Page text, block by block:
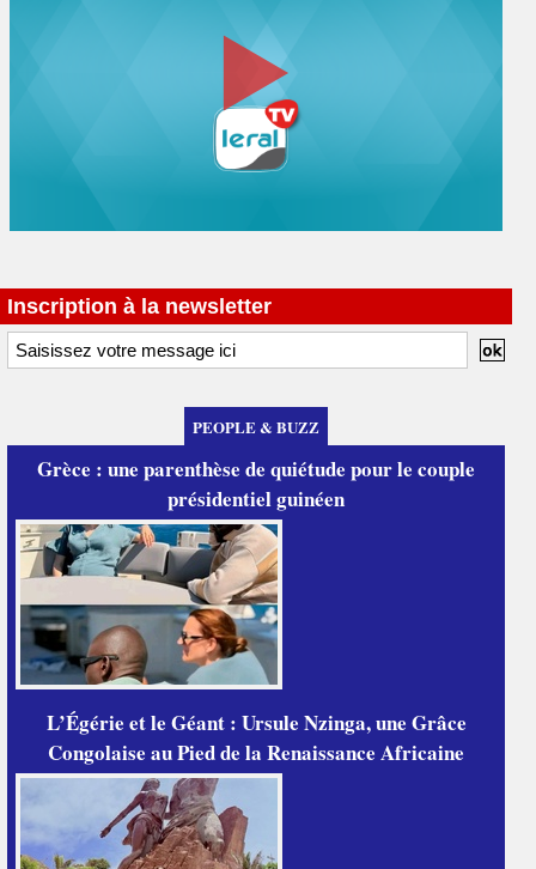
Inscription à la newsletter
PEOPLE & BUZZ
Grèce : une parenthèse de quiétude pour le couple
présidentiel guinéen
L’Égérie et le Géant : Ursule Nzinga, une Grâce
Congolaise au Pied de la Renaissance Africaine